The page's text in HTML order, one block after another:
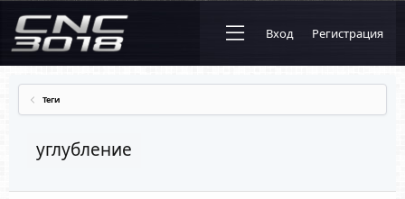
Вход Регистрация
Теги
углубление